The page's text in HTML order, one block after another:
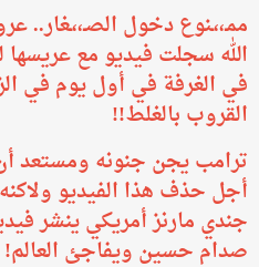
ممـ،،ـنوع دخول
في الغرفة في أول يوم في
القروب بالغلط!!
ترامب يجن جنونه ومستعد
أجل حذف هذا الفيديو
جندي مارنز أمريكي ينشر
صدام حسين ويفاجئ العالم!